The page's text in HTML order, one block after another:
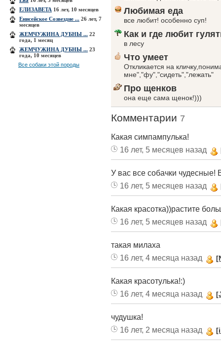
ЕЛИЗАВЕТА 16 лет, 10 месяцев
Енисейское Созвездие ... 26 лет, 7
месяцев
ЖЕМЧУЖИНА ДУБНЫ ... 22
года, 1 месяц
ЖЕМЧУЖИНА ДУБНЫ ... 23
года, 10 месяцев
Все собаки этой породы
Любимая еда
все любит! особенно суп!
Как и где любит
в лесу
Что умеет
Откликается на
мне","фу","сидеть","лежать"
Про щенков
она еще сама щенок!)))
Комментарии 7
Какая симпампулька!
16 лет, 5 месяцев назад
У вас все собачки чудесные!
16 лет, 5 месяцев назад
Какая красотка))растите
16 лет, 5 месяцев назад
такая милаха
16 лет, 4 месяца назад
Какая красотулька!:)
16 лет, 4 месяца назад
чудушка!
16 лет, 2 месяца назад